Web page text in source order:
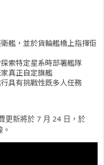
艦，並於貨輪艦橋上指揮佢
索特定星系時部署艦隊
真正自定旗艦
具有挑戰性既多人任務
更新將於 7 月 24 日，於